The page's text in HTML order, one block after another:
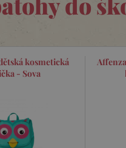
kosmetická
- Sova